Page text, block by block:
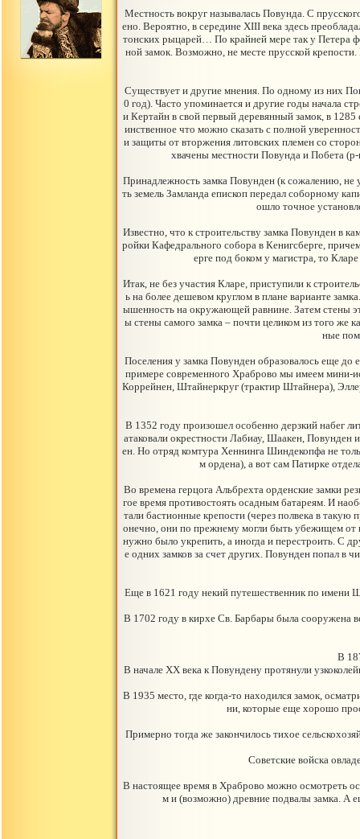
Местность вокруг называлась Повунда. С
ено. Вероятно, в середине XIII века здесь
тонских рыцарей… По крайней мере так у Петера
ной замок. Возможно, не месте прусской
Существует и другие мнения. По одному из них
0 год). Часто упоминается и другие годы начала
и Кертайн в свой первый деревянный замок, в
инственное что можно сказать с полной
и защиты от вторжения литовских племен со
хвачены местности Повунда и Побета
Принадлежность замка Повунден (к сожалению, не
ть земель Замланда епископ передал соборному
ошло точное
Известно, что к строительству замка Повунден в
ройки Кафедрального собора в Кенигсберге,
ерге под боком у магистра, то
Итак, не без участия Кларе, приступили к
ь на более дешевом круглом в плане варианте
ышенность на окружающей равнине. Затем стены
ы стены самого замка – почти целиком из того же
ные
Поселения у замка Повунден образовалось еще
примере современного Храброво мы имеем мини-
Коррейнен, Штайнеркруг (трактир Штайнера),
В 1352 году произошел особенно дерзкий набег
атаковали окрестности Лабиау, Шаакен,
ен. Но отряд комтура Хеннинга Шиндекопфа не
м ордена), а вот сам Патирке
Во времена герцога Альбрехта орденские замки
гое время противостоять осадным батареям. И
тали бастионные крепости (через полвека в
онечно, они по прежнему могли быть убежищем от
нужно было укрепить, а иногда и перестроить. С
е одних замков за счет других. Повунден попал в
Еще в 1621 году некий путешественник по имени
В 1702 году в кирхе Св. Барбары была сооружена
В
В начале ХХ века к Повундену протянули
В 1935 место, где когда-то находился замок,
ни, которые еще хорошо
Примерно тогда же закончилось тихое
Советские войска
В настоящее время в Храброво можно осмотреть
м и (возможно) древние подвалы замка. А